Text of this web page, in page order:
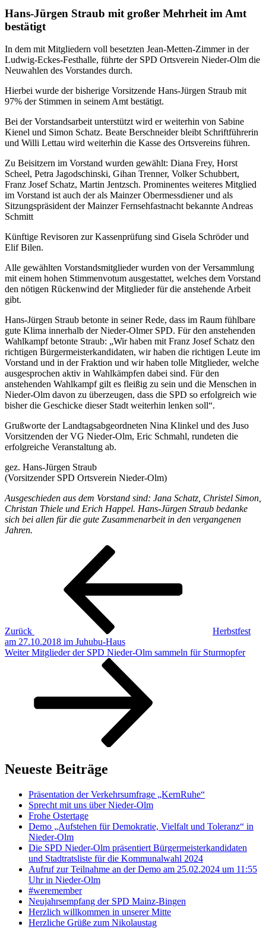
Hans-Jürgen Straub mit großer Mehrheit im Amt
bestätigt
In dem mit Mitgliedern voll besetzten Jean-Metten-Zimmer in der
Ludwig-Eckes-Festhalle, führte der SPD Ortsverein Nieder-Olm die
Neuwahlen des Vorstandes durch.
Hierbei wurde der bisherige Vorsitzende Hans-Jürgen Straub mit
97% der Stimmen in seinem Amt bestätigt.
Bei der Vorstandsarbeit unterstützt wird er weiterhin von Sabine
Kienel und Simon Schatz. Beate Berschneider bleibt Schriftführerin
und Willi Lettau wird weiterhin die Kasse des Ortsvereins führen.
Zu Beisitzern im Vorstand wurden gewählt: Diana Frey, Horst
Scheel, Petra Jagodschinski, Gihan Trenner, Volker Schubbert,
Franz Josef Schatz, Martin Jentzsch. Prominentes weiteres Mitglied
im Vorstand ist auch der als Mainzer Obermessdiener und als
Sitzungspräsident der Mainzer Fernsehfastnacht bekannte Andreas
Schmitt
Künftige Revisoren zur Kassenprüfung sind Gisela Schröder und
Elif Bilen.
Alle gewählten Vorstandsmitglieder wurden von der Versammlung
mit einem hohen Stimmenvotum ausgestattet, welches dem Vorstand
den nötigen Rückenwind der Mitglieder für die anstehende Arbeit
gibt.
Hans-Jürgen Straub betonte in seiner Rede, dass im Raum fühlbare
gute Klima innerhalb der Nieder-Olmer SPD. Für den anstehenden
Wahlkampf betonte Straub: „Wir haben mit Franz Josef Schatz den
richtigen Bürgermeisterkandidaten, wir haben die richtigen Leute im
Vorstand und in der Fraktion und wir haben tolle Mitglieder, welche
ausgesprochen aktiv in Wahlkämpfen dabei sind. Für den
anstehenden Wahlkampf gilt es fleißig zu sein und die Menschen in
Nieder-Olm davon zu überzeugen, dass die SPD so erfolgreich wie
bisher die Geschicke dieser Stadt weiterhin lenken soll“.
Grußworte der Landtagsabgeordneten Nina Klinkel und des Juso
Vorsitzenden der VG Nieder-Olm, Eric Schmahl, rundeten die
erfolgreiche Veranstaltung ab.
gez. Hans-Jürgen Straub
(Vorsitzender SPD Ortsverein Nieder-Olm)
Ausgeschieden aus dem Vorstand sind: Jana Schatz, Christel Simon,
Christan Thiele und Erich Happel. Hans-Jürgen Straub bedanke
sich bei allen für die gute Zusammenarbeit in den vergangenen
Jahren.
Beitragsnavigation
Zurück
Herbstfest
am 27.10.2018 im Juhubu-Haus
Nächster
Weiter Mitglieder der SPD Nieder-Olm sammeln für Sturmopfer
Neueste Beiträge
Präsentation der Verkehrsumfrage „KernRuhe“
Sprecht mit uns über Nieder-Olm
Frohe Ostertage
Demo „Aufstehen für Demokratie, Vielfalt und Toleranz“ in
Nieder-Olm
Die SPD Nieder-Olm präsentiert Bürgermeisterkandidaten
und Stadtratsliste für die Kommunalwahl 2024
Aufruf zur Teilnahme an der Demo am 25.02.2024 um 11:55
Uhr in Nieder-Olm
#weremember
Neujahrsempfang der SPD Mainz-Bingen
Herzlich willkommen in unserer Mitte
Herzliche Grüße zum Nikolaustag